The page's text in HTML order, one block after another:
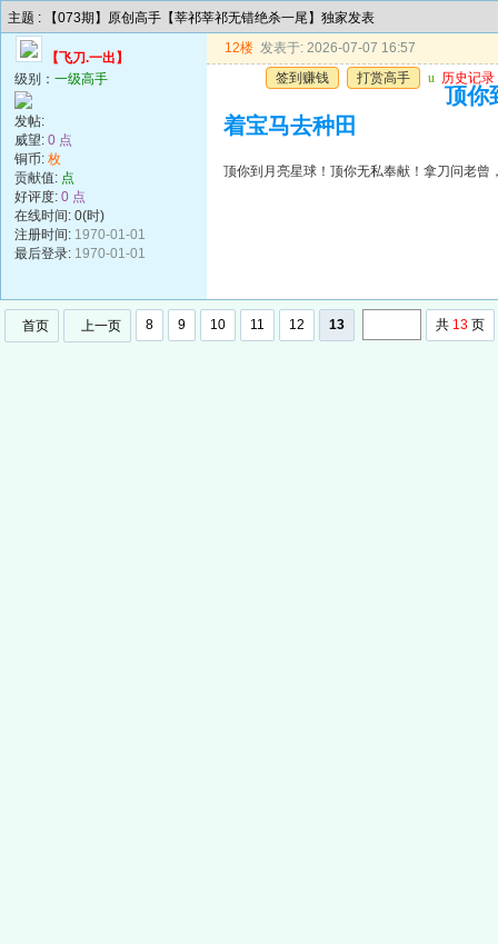
主题 : 【073期】原创高手【莘祁莘祁无错绝杀一尾】独家发表
【飞刀.一出】
级别： 一级高手
发帖:
威望: 0 点
铜币: 枚
贡献值: 点
好评度: 0 点
在线时间: 0(时)
注册时间: 1970-01-01
最后登录: 1970-01-01
12楼 发表于: 2026-07-07 16:57
签到赚钱
打赏高手 u 历史记录
顶你
着宝马去种田
顶你到月亮星球！顶你无私奉献！拿刀问老曾
首页 上一页 8 9 10 11 12 13 共 13 页